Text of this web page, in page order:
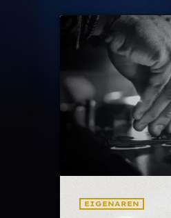
EIGENAREN